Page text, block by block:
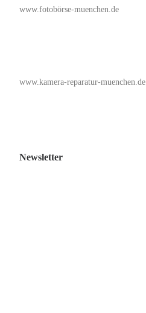
www.fotobörse-muenchen.de
www.kamera-reparatur-muenchen.de
Newsletter